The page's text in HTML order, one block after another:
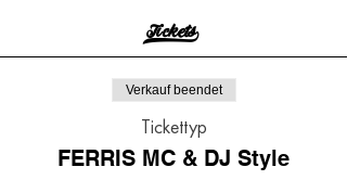
Tickets>
Verkauf beendet
Tickettyp
FERRIS MC & DJ Style